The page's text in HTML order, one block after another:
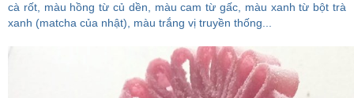
cà rốt, màu hồng từ củ dền, màu cam từ gấc, màu xanh từ bột trà
xanh (matcha của nhật), màu trắng vị truyền thống...